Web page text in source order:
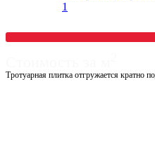
Тротуарная плитка отгружается кратно